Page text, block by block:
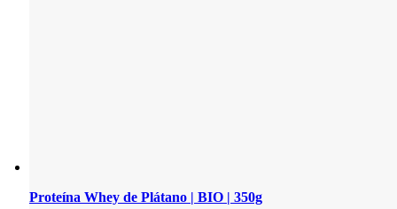
Proteína Whey de Plátano | BIO | 350g